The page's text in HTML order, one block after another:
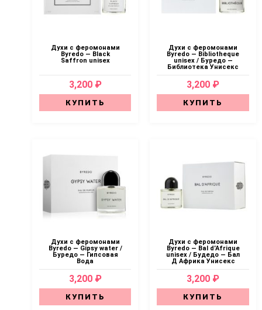
Духи с феромонами
Byredo — Black
Saffron unisex
3,200 ₽
КУПИТЬ
Духи с феромонами
Byredo — Bibliotheque
unisex / Буредо —
Библиотека Унисекс
3,200 ₽
КУПИТЬ
Духи с феромонами
Byredo — Gipsy water /
Буредо — Гипсовая
Вода
3,200 ₽
КУПИТЬ
Духи с феромонами
Byredo — Bal d’Afrique
unisex / Будедо — Бал
Д Африка Унисекс
3,200 ₽
КУПИТЬ